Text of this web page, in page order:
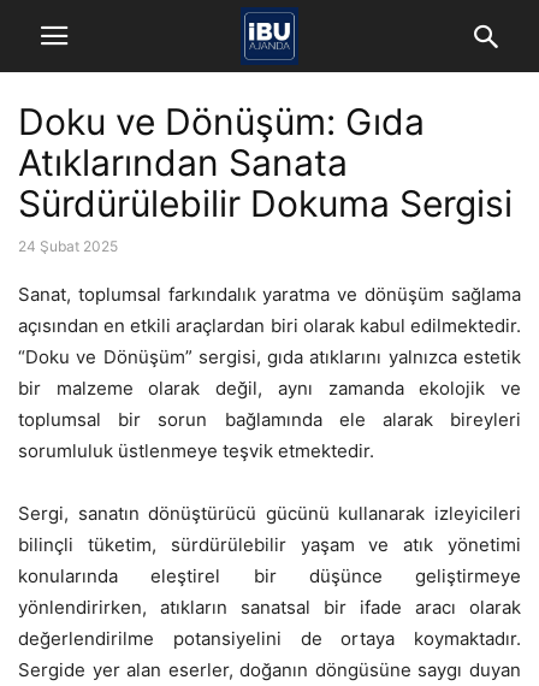
Doku ve Dönüşüm: Gıda
Atıklarından Sanata
Sürdürülebilir Dokuma Sergisi
24 Şubat 2025
Sanat, toplumsal farkındalık yaratma ve dönüşüm sağlama
açısından en etkili araçlardan biri olarak kabul edilmektedir.
“Doku ve Dönüşüm” sergisi, gıda atıklarını yalnızca estetik
bir malzeme olarak değil, aynı zamanda ekolojik ve
toplumsal bir sorun bağlamında ele alarak bireyleri
sorumluluk üstlenmeye teşvik etmektedir.
Sergi, sanatın dönüştürücü gücünü kullanarak izleyicileri
bilinçli tüketim, sürdürülebilir yaşam ve atık yönetimi
konularında eleştirel bir düşünce geliştirmeye
yönlendirirken, atıkların sanatsal bir ifade aracı olarak
değerlendirilme potansiyelini de ortaya koymaktadır.
Sergide yer alan eserler, doğanın döngüsüne saygı duyan